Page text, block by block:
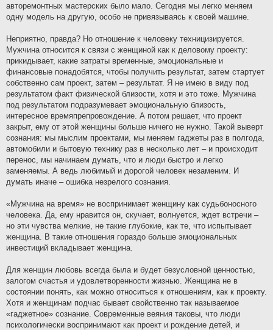
авторемонтных мастерских было мало. Сегодня мы легко меняем
одну модель на другую, особо не привязываясь к своей машине.
Неприятно, правда? Но отношение к человеку техницизируется.
Мужчина относится к связи с женщиной как к деловому проекту:
прикидывает, какие затраты временные, эмоциональные и
финансовые понадобятся, чтобы получить результат, затем стартует
собственно сам проект, затем – результат. Я не имею в виду под
результатом факт физической близости, хотя и это тоже. Мужчина
под результатом подразумевает эмоциональную близость,
интересное времяпрепровождение. А потом решает, что проект
закрыт, ему от этой женщины больше ничего не нужно. Такой выверт
сознания: мы мыслим проектами, мы меняем гаджеты раз в полгода,
автомобили и бытовую технику раз в несколько лет – и происходит
перенос, мы начинаем думать, что и люди быстро и легко
заменяемы. А ведь любимый и дорогой человек незаменим. И
думать иначе – ошибка незрелого сознания.
«Мужчина на время» не воспринимает женщину как судьбоносного
человека. Да, ему нравится он, скучает, волнуется, ждет встречи –
но эти чувства мелкие, не такие глубокие, как те, что испытывает
женщина. В такие отношения гораздо больше эмоциональных
инвестиций вкладывает женщина.
Для женщин любовь всегда была и будет безусловной ценностью,
залогом счастья и удовлетворенности жизнью. Женщина не в
состоянии понять, как можно относиться к отношениям, как к проекту.
Хотя и женщинам подчас бывает свойственно так называемое
«гаджетное» сознание. Современные веяния таковы, что люди
психологически воспринимают как проект и рождение детей, и